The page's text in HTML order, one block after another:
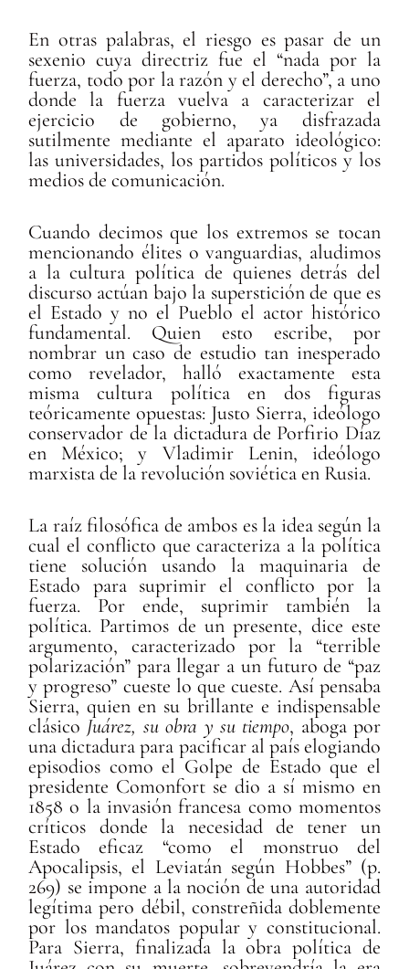
En otras palabras, el riesgo es pasar de un
sexenio cuya directriz fue el “nada por la
fuerza, todo por la razón y el derecho”, a uno
donde la fuerza vuelva a caracterizar el
ejercicio de gobierno, ya disfrazada
sutilmente mediante el aparato ideológico:
las universidades, los partidos políticos y los
medios de comunicación.
Cuando decimos que los extremos se tocan
mencionando élites o vanguardias, aludimos
a la cultura política de quienes detrás del
discurso actúan bajo la superstición de que es
el Estado y no el Pueblo el actor histórico
fundamental. Quien esto escribe, por
nombrar un caso de estudio tan inesperado
como revelador, halló exactamente esta
misma cultura política en dos figuras
teóricamente opuestas: Justo Sierra, ideólogo
conservador de la dictadura de Porfirio Díaz
en México; y Vladimir Lenin, ideólogo
marxista de la revolución soviética en Rusia.
La raíz filosófica de ambos es la idea según la
cual el conflicto que caracteriza a la política
tiene solución usando la maquinaria de
Estado para suprimir el conflicto por la
fuerza. Por ende, suprimir también la
política. Partimos de un presente, dice este
argumento, caracterizado por la “terrible
polarización” para llegar a un futuro de “paz
y progreso” cueste lo que cueste. Así pensaba
Sierra, quien en su brillante e indispensable
clásico Juárez, su obra y su tiempo, aboga por
una dictadura para pacificar al país elogiando
episodios como el Golpe de Estado que el
presidente Comonfort se dio a sí mismo en
1858 o la invasión francesa como momentos
críticos donde la necesidad de tener un
Estado eficaz “como el monstruo del
Apocalipsis, el Leviatán según Hobbes” (p.
269) se impone a la noción de una autoridad
legítima pero débil, constreñida doblemente
por los mandatos popular y constitucional.
Para Sierra, finalizada la obra política de